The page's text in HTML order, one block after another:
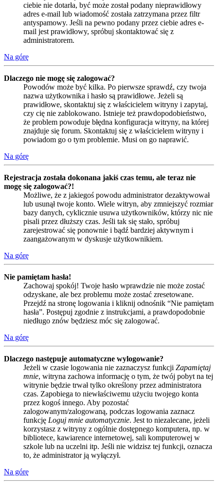
ciebie nie dotarła, być może został podany nieprawidłowy
adres e-mail lub wiadomość została zatrzymana przez filtr
antyspamowy. Jeśli na pewno podany przez ciebie adres e-
mail jest prawidłowy, spróbuj skontaktować się z
administratorem.
Na górę
Dlaczego nie mogę się zalogować?
Powodów może być kilka. Po pierwsze sprawdź, czy twoja
nazwa użytkownika i hasło są prawidłowe. Jeżeli są
prawidłowe, skontaktuj się z właścicielem witryny i zapytaj,
czy cię nie zablokowano. Istnieje też prawdopodobieństwo,
że problem powoduje błędna konfiguracja witryny, na której
znajduje się forum. Skontaktuj się z właścicielem witryny i
powiadom go o tym problemie. Musi on go naprawić.
Na górę
Rejestracja została dokonana jakiś czas temu, ale teraz nie
mogę się zalogować?!
Możliwe, że z jakiegoś powodu administrator dezaktywował
lub usunął twoje konto. Wiele witryn, aby zmniejszyć rozmiar
bazy danych, cyklicznie usuwa użytkowników, którzy nic nie
pisali przez dłuższy czas. Jeśli tak się stało, spróbuj
zarejestrować się ponownie i bądź bardziej aktywnym i
zaangażowanym w dyskusje użytkownikiem.
Na górę
Nie pamiętam hasła!
Zachowaj spokój! Twoje hasło wprawdzie nie może zostać
odzyskane, ale bez problemu może zostać zresetowane.
Przejdź na stronę logowania i kliknij odnośnik “Nie pamiętam
hasła”. Postępuj zgodnie z instrukcjami, a prawdopodobnie
niedługo znów będziesz móc się zalogować.
Na górę
Dlaczego następuje automatyczne wylogowanie?
Jeżeli w czasie logowania nie zaznaczysz funkcji Zapamiętaj
mnie, witryna zachowa informację o tym, że twój pobyt na tej
witrynie będzie trwał tylko określony przez administratora
czas. Zapobiega to niewłaściwemu użyciu twojego konta
przez kogoś innego. Aby pozostać
zalogowanym/zalogowaną, podczas logowania zaznacz
funkcję Loguj mnie automatycznie. Jest to niezalecane, jeżeli
korzystasz z witryny z ogólnie dostępnego komputera, np. w
bibliotece, kawiarence internetowej, sali komputerowej w
szkole lub na uczelni itp. Jeśli nie widzisz tej funkcji, oznacza
to, że administrator ją wyłączył.
Na górę